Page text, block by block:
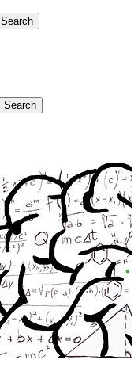
Search
Search